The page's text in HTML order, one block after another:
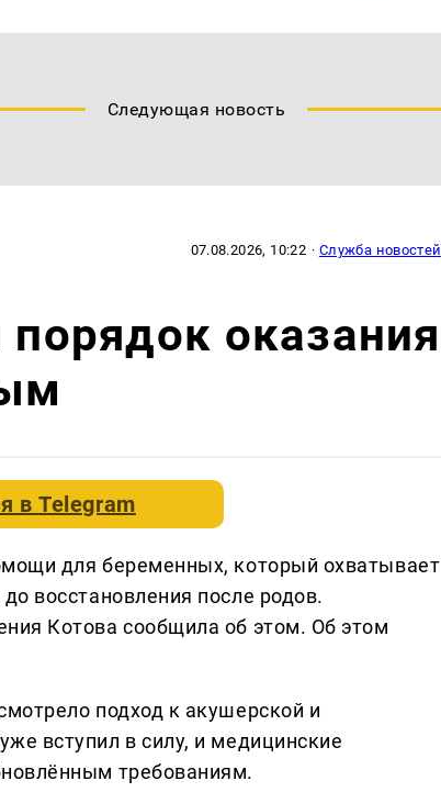
Следующая новость
07.08.2026, 10:22 · Служба новостей
оказания
вTelegram
для беременных, который охватывает
восстановления после родов.
Котова сообщила об этом. Об этом
подход к акушерской и
вступил в силу, и медицинские
требованиям.